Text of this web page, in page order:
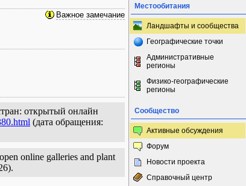
Важное замечание
открытый онлайн
(дата обращения:
online galleries and plant
Местообитания
Ландшафты и сообщества
Географические точки
Административные
регионы
Физико-географические
регионы
Сообщество
Активные обсуждения
Форум
Новости проекта
Справочный центр